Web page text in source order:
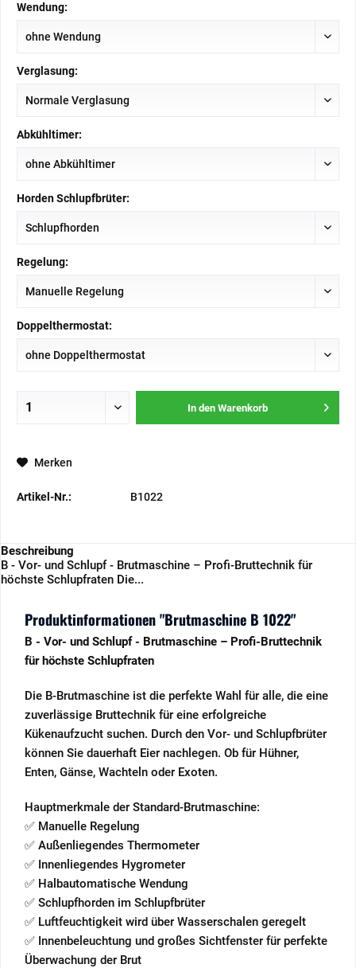
Wendung:
Verglasung:
Abkühltimer:
Horden Schlupfbrüter:
Regelung:
Doppelthermostat:
In den Warenkorb
Merken
Artikel-Nr.: B1022
Beschreibung
B - Vor- und Schlupf - Brutmaschine – Profi-Bruttechnik für
höchste Schlupfraten Die...
Produktinformationen "Brutmaschine B 1022"
B - Vor- und Schlupf - Brutmaschine – Profi-Bruttechnik
für höchste Schlupfraten
Die B-Brutmaschine ist die perfekte Wahl für alle, die eine
zuverlässige Bruttechnik für eine erfolgreiche
Kükenaufzucht suchen. Durch den Vor- und Schlupfbrüter
können Sie dauerhaft Eier nachlegen. Ob für Hühner,
Enten, Gänse, Wachteln oder Exoten.
Hauptmerkmale der Standard-Brutmaschine:
✅ Manuelle Regelung
✅ Außenliegendes Thermometer
✅ Innenliegendes Hygrometer
✅ Halbautomatische Wendung
✅ Schlupfhorden im Schlupfbrüter
✅ Luftfeuchtigkeit wird über Wasserschalen geregelt
✅ Innenbeleuchtung und großes Sichtfenster für perfekte
Überwachung der Brut